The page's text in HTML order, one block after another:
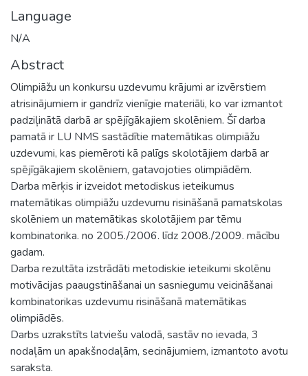
Language
N/A
Abstract
Olimpiāžu un konkursu uzdevumu krājumi ar izvērstiem
atrisinājumiem ir gandrīz vienīgie materiāli, ko var izmantot
padziļinātā darbā ar spējīgākajiem skolēniem. Šī darba
pamatā ir LU NMS sastādītie matemātikas olimpiāžu
uzdevumi, kas piemēroti kā palīgs skolotājiem darbā ar
spējīgākajiem skolēniem, gatavojoties olimpiādēm.
Darba mērķis ir izveidot metodiskus ieteikumus
matemātikas olimpiāžu uzdevumu risināšanā pamatskolas
skolēniem un matemātikas skolotājiem par tēmu
kombinatorika. no 2005./2006. līdz 2008./2009. mācību
gadam.
Darba rezultāta izstrādāti metodiskie ieteikumi skolēnu
motivācijas paaugstināšanai un sasniegumu veicināšanai
kombinatorikas uzdevumu risināšanā matemātikas
olimpiādēs.
Darbs uzrakstīts latviešu valodā, sastāv no ievada, 3
nodaļām un apakšnodaļām, secinājumiem, izmantoto avotu
saraksta.